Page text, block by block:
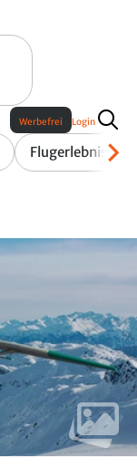
Flugerlebnis
Werbefrei Login